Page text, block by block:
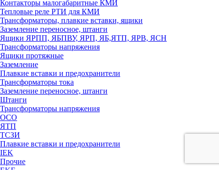
Контакторы малогабаритные КМИ
Тепловые реле РTИ для КМИ
Трансформаторы, плавкие вставки, ящики
Заземление переносное, штанги
Ящики ЯРПП, ЯБПВУ, ЯРП, ЯБ,ЯТП, ЯРВ, ЯСН
Трансформаторы напряжения
Ящики протяжные
Заземление
Плавкие вставки и предохранители
Трансформаторы тока
Заземление переносное, штанги
Штанги
Трансформаторы напряжения
ОСО
ЯТП
ТСЗИ
Плавкие вставки и предохранители
IEK
Прочие